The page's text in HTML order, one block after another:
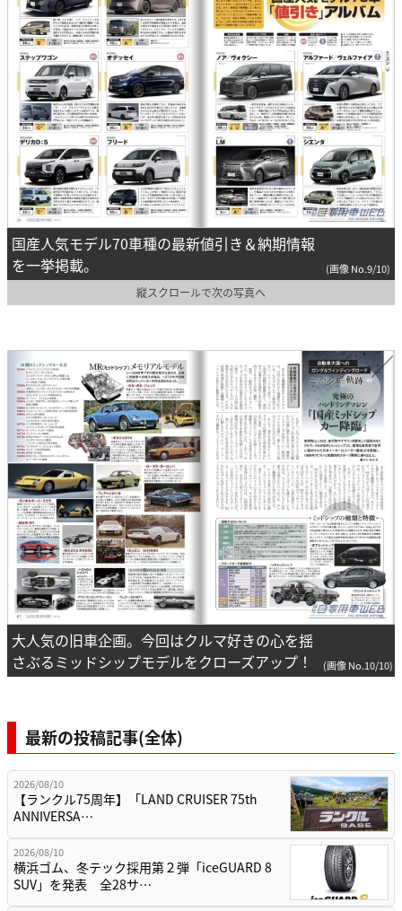
国産人気モデル70車種の最新値引き＆納期情報
を一挙掲載。
(画像 No.9/10)
縦スクロールで次の写真へ
大人気の旧車企画。今回はクルマ好きの心を揺
さぶるミッドシップモデルをクローズアップ！
(画像 No.10/10)
最新の投稿記事(全体)
2026/08/10
【ランクル75周年】「LAND CRUISER 75th
ANNIVERSA…
2026/08/10
横浜ゴム、冬テック採用第２弾「iceGUARD 8
SUV」を発表 全28サ…